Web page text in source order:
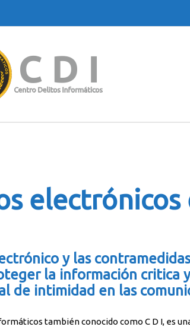
y las
la información critica
de intimidad en las
también conocido como C D I, es